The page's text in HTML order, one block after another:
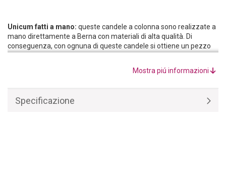
Unicum fatti a mano: queste candele a colonna sono realizzate a
mano direttamente a Berna con materiali di alta qualità. Di
conseguenza, con ognuna di queste candele si ottiene un pezzo
quando viene acceso: una fonte di luce bella e magica che emana
Si adatta a qualsiasi tipo di interno:
Mostra piú informazioni
Specificazione